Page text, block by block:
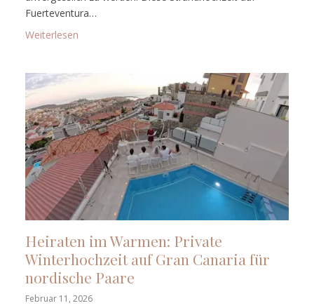
Fuerteventura…
Weiterlesen
Heiraten im Warmen: Private
Winterhochzeit auf Gran Canaria für
nordische Paare
Februar 11, 2026